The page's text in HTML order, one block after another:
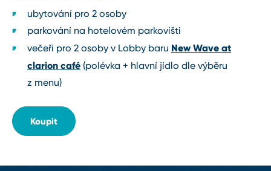
ubytování pro 2 osoby
parkování na hotelovém parkovišti
večeři pro 2 osoby v Lobby baru New Wave at
clarion café (polévka + hlavní jídlo dle výběru
z menu)
Koupit